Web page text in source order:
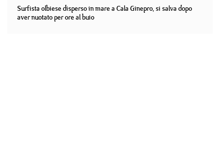
Surfista olbiese disperso in mare a Cala Ginepro, si salva dopo
aver nuotato per ore al buio